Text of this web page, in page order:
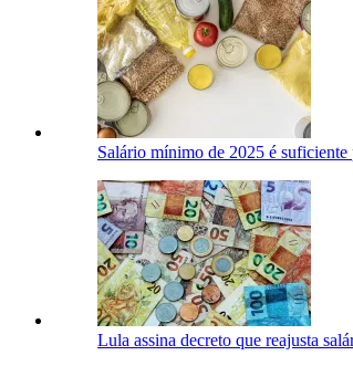
Salário mínimo de 2025 é suficiente
Lula assina decreto que reajusta